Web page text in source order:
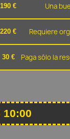
190 € Una
220 € Requiere
30 € Paga sólo la
10:00